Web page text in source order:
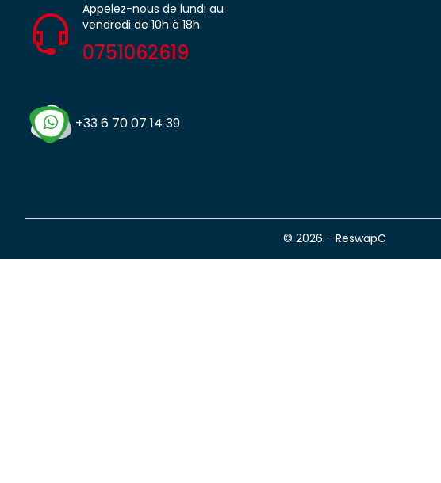
Appelez-nous de lundi au
vendredi de 10h à 18h
0751062619
+33 6 70 07 14 39
© 2026 - ReswapC